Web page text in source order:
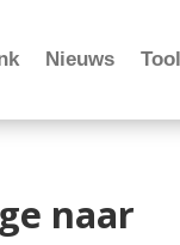
Nieuws
naar